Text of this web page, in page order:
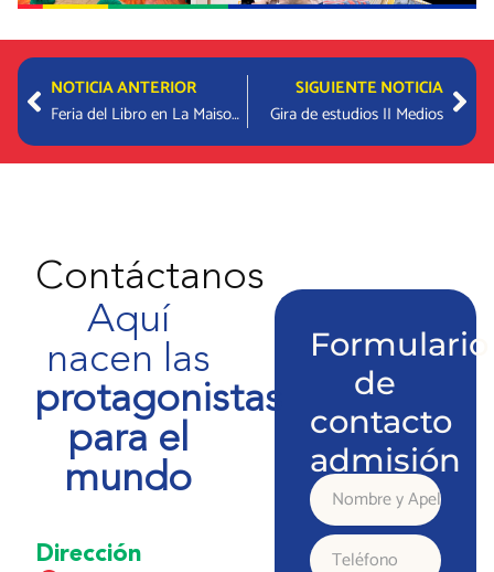
PrevNOTICIA ANTERIOR
Feria del Libro en La Maisonnette
SIGUIENTE NOTICIA
Gira de estudios II Medios
Contáctanos
Aquí
nacen las
protagonistas
para el
mundo
Dirección
Formulario
de
contacto
admisión
Nombre
y
Teléfono